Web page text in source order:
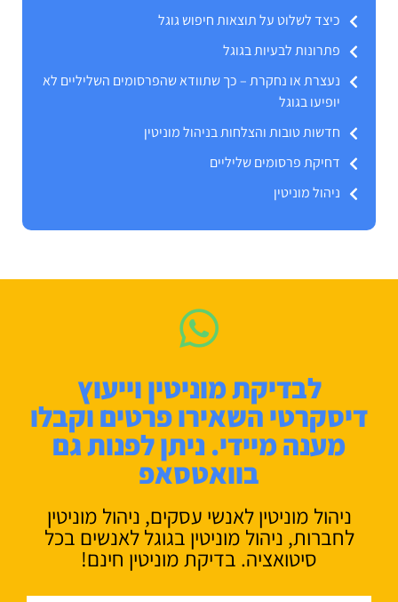
כיצד לשלוט על תוצאות חיפוש גוגל
פתרונות לבעיות בגוגל
נעצרת או נחקרת – כך שתוודא שהפרסומים השליליים לא
יופיעו בגוגל
חדשות טובות והצלחות בניהול מוניטין
דחיקת פרסומים שליליים
ניהול מוניטין
לבדיקת מוניטין וייעוץ
דיסקרטי השאירו פרטים וקבלו
מענה מיידי. ניתן לפנות גם
בוואטסאפ
ניהול מוניטין לאנשי עסקים, ניהול מוניטין
לחברות, ניהול מוניטין בגוגל לאנשים בכל
סיטואציה. בדיקת מוניטין חינם!